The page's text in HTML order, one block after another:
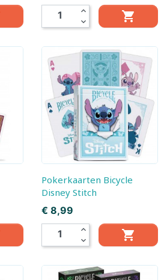
expand_less
expand_more

Pokerkaarten Bicycle
Disney Stitch
Prijs
€ 8,99
expand_less
expand_more
